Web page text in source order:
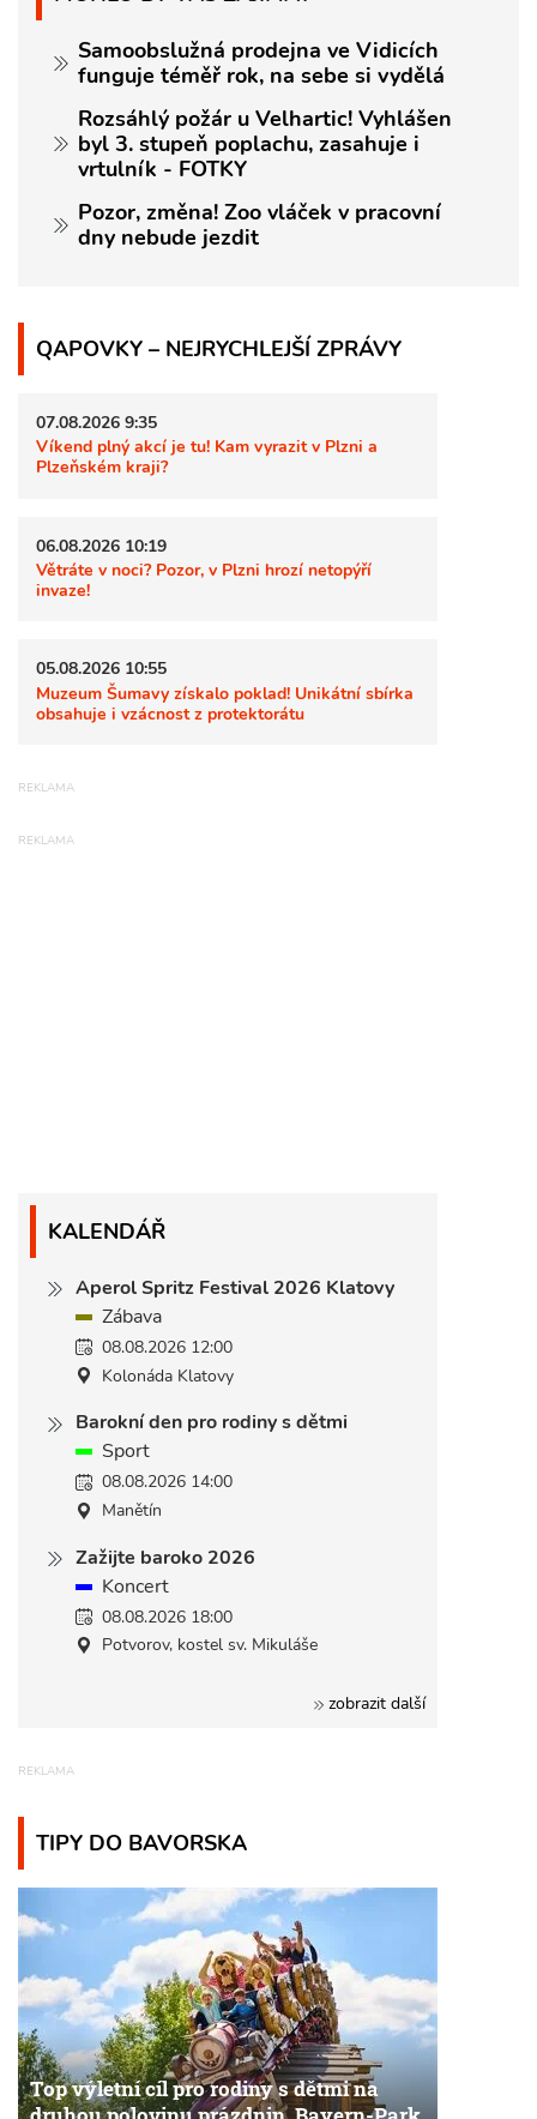
Samoobslužná prodejna ve Vidicích
funguje téměř rok, na sebe si vydělá
Rozsáhlý požár u Velhartic! Vyhlášen
byl 3. stupeň poplachu, zasahuje i
vrtulník - FOTKY
Pozor, změna! Zoo vláček v pracovní
dny nebude jezdit
QAPOVKY – NEJRYCHLEJŠÍ ZPRÁVY
07.08.2026 9:35
Víkend plný akcí je tu! Kam vyrazit v Plzni a
Plzeňském kraji?
06.08.2026 10:19
Větráte v noci? Pozor, v Plzni hrozí netopýří
invaze!
05.08.2026 10:55
Muzeum Šumavy získalo poklad! Unikátní sbírka
obsahuje i vzácnost z protektorátu
KALENDÁŘ
Aperol Spritz Festival 2026 Klatovy
Zábava
08.08.2026 12:00
Kolonáda Klatovy
Barokní den pro rodiny s dětmi
Sport
08.08.2026 14:00
Manětín
Zažijte baroko 2026
Koncert
08.08.2026 18:00
Potvorov, kostel sv. Mikuláše
zobrazit další
TIPY DO BAVORSKA
Top výletní cíl pro rodiny s dětmi na